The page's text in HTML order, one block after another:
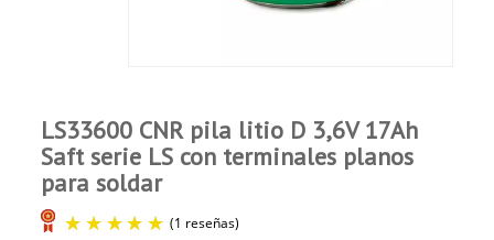
LS33600 CNR pila litio D 3,6V 17Ah
Saft serie LS con terminales planos
para soldar